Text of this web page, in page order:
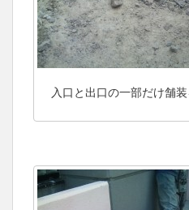
入口と出口の一部だけ舗装